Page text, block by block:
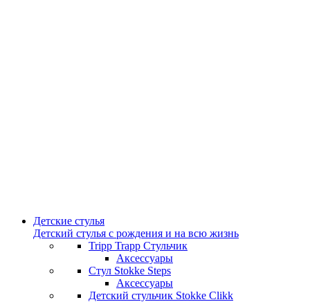
Детские стулья
Детский стулья с рождения и на всю жизнь
Tripp Trapp Стульчик
Аксессуары
Стул Stokke Steps
Аксессуары
Детский стульчик Stokke Clikk